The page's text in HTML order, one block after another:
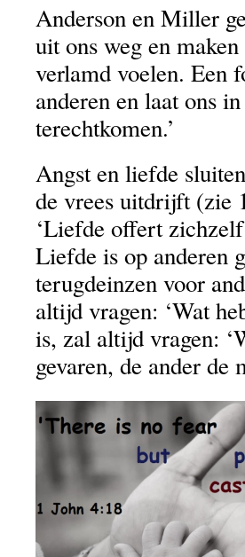
Anderson en Miller
uit ons weg en
verlamd voelen. Een
anderen en laat ons
terechtkomen.’
Angst en liefde
de vrees uitdrijft (zie
‘Liefde offert
Liefde is op anderen
terugdeinzen voor
altijd vragen: ‘Wat
is, zal altijd vragen:
gevaren, de ander de